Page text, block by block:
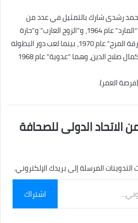
رشدى شارك بالتمثيل في عدد من
الأفلام السينمائية منها “المارد” عام 1964، و”الزوج العازب” و”حارة
السقايين” عام 1966 و”فرقة المرح” عام 1970، بينما لعب دور البطولة
فى أول فيلمين للمخرج كمال صلاح الدين، وهما “عدوية” عام 1968
العمر).
الاتحاد الدولى للصحافة
المرسلة إلى بريدك الإلكتروني.
اشتراك